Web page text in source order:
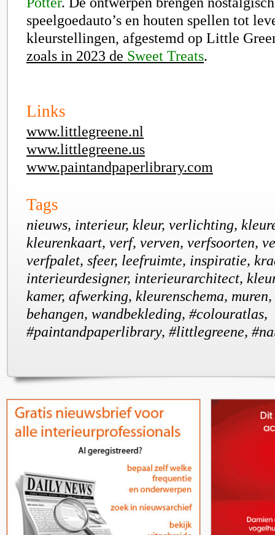
speelgoedauto’s en houten spellen tot
kleurstellingen, afgestemd op Little
zoals in 2023 de Sweet Treats.
Links
www.littlegreene.nl
www.littlegreene.us
www.paintandpaperlibrary.com
Tags
nieuws, interieur, kleur, verlichting,
kleurenkaart, verf, verven, verfsoorten,
verfpalet, sfeer, leefruimte, inspiratie,
interieurdesigner, interieurarchitect,
kamer, afwerking, kleurenschema,
behangen, wandbekleding, #colouratlas,
#paintandpaperlibrary, #littlegreene,